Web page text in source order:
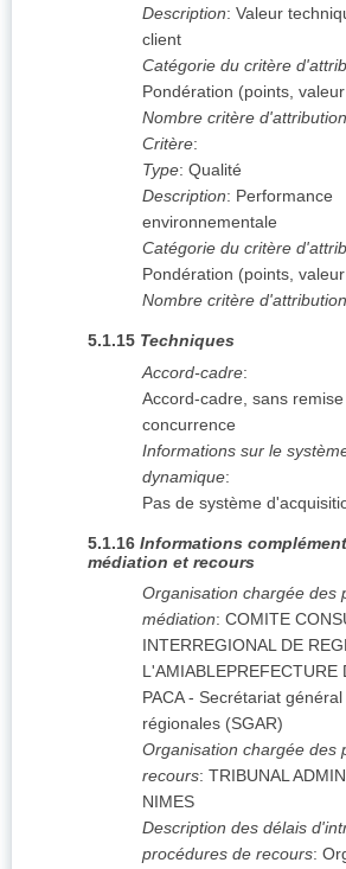
Description: Valeur
client
Catégorie du critère
Pondération (points,
Nombre critère d'attribution
Critère:
Type: Qualité
Description: Performance
environnementale
Catégorie du critère
Pondération (points,
Nombre critère d'attribution
5.1.15 Techniques
Accord-cadre:
Accord-cadre, sans remise
concurrence
Informations sur le
dynamique:
Pas de système
5.1.16 Informations
médiation et recours
Organisation chargée des
médiation: COMITE
INTERREGIONAL DE
L'AMIABLEPREFECTURE
PACA - Secrétariat
régionales (SGAR)
Organisation chargée des
recours: TRIBUNAL
NIMES
Description des délais
procédures de recours: